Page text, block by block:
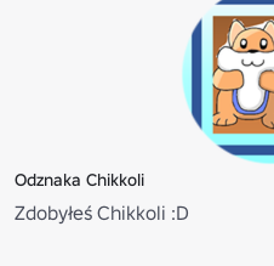
Odznaka Chikkoli
Zdobyłeś Chikkoli :D